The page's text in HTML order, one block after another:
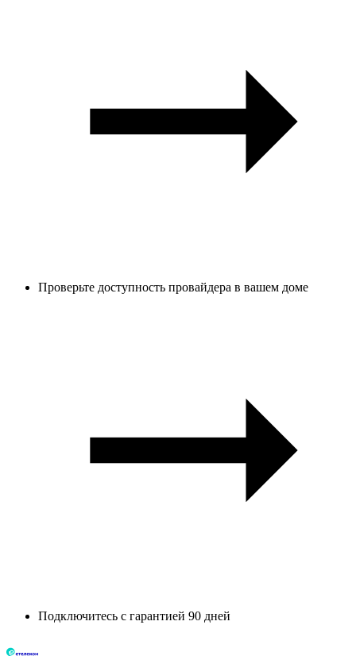
Проверьте доступность провайдера в вашем доме
Подключитесь с гарантией 90 дней